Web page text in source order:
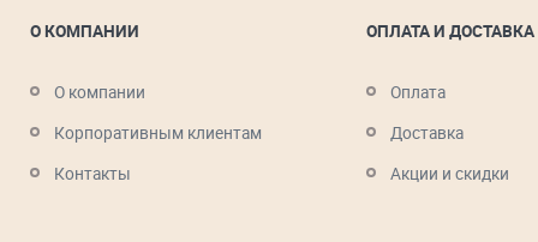
О КОМПАНИИ
О компании
Корпоративным клиентам
Контакты
ОПЛАТА И ДОСТАВКА
Оплата
Доставка
Акции и скидки